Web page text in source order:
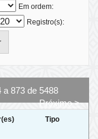
Em ordem:
Registro(s):
a 873 de 5488
Próximo >
Tipo